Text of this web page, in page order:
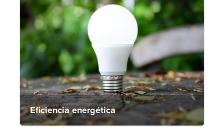
Eficiencia energética